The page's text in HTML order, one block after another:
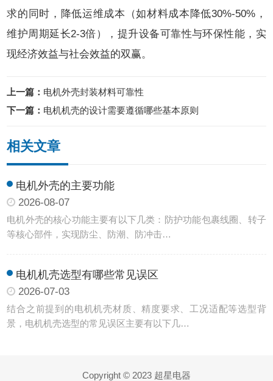
求的同时，降低运维成本（如材料成本降低30%-50%，
维护周期延长2-3倍），提升设备可靠性与环保性能，实
现经济效益与社会效益的双赢。
上一篇： 电机外壳封装材料可靠性
下一篇： 电机机壳的设计需要遵循哪些基本原则
相关文章
电机外壳的主要功能
2026-08-07
电机外壳的核心功能主要有以下几类：防护功能‌包裹线圈、转子
等核心部件，实现防尘、防潮、防冲击…
电机机壳选型有哪些常见误区
2026-07-03
结合之前提到的电机机壳材质、精度要求、工况适配等选型背
景，电机机壳选型的常见误区主要有以下几…
Copyright © 2023 超星电器